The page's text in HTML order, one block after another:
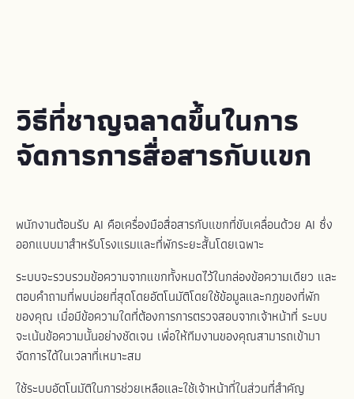
วิธีที่ชาญฉลาดขึ้นในการ
จัดการการสื่อสารกับแขก
พนักงานต้อนรับ AI คือเครื่องมือสื่อสารกับแขกที่ขับเคลื่อนด้วย AI ซึ่ง
ออกแบบมาสำหรับโรงแรมและที่พักระยะสั้นโดยเฉพาะ
ระบบจะรวบรวมข้อความจากแขกทั้งหมดไว้ในกล่องข้อความเดียว และ
ตอบคำถามที่พบบ่อยที่สุดโดยอัตโนมัติโดยใช้ข้อมูลและกฎของที่พัก
ของคุณ เมื่อมีข้อความใดที่ต้องการการตรวจสอบจากเจ้าหน้าที่ ระบบ
จะเน้นข้อความนั้นอย่างชัดเจน เพื่อให้ทีมงานของคุณสามารถเข้ามา
จัดการได้ในเวลาที่เหมาะสม
ใช้ระบบอัตโนมัติในการช่วยเหลือและใช้เจ้าหน้าที่ในส่วนที่สำคัญ